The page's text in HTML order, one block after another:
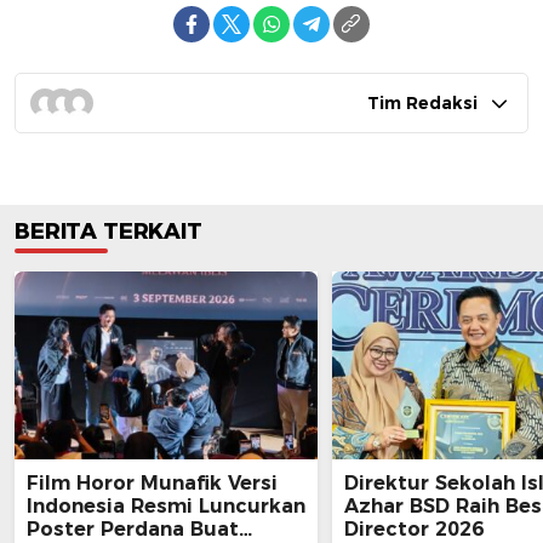
Tim Redaksi
BERITA TERKAIT
Film Horor Munafik Versi
Indonesia Resmi Luncurkan
Poster Perdana Buat
Direktur Sekolah
Azhar BSD Raih
Director 2026